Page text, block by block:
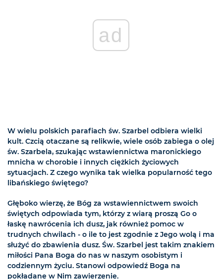
ad
W wielu polskich parafiach św. Szarbel odbiera wielki
kult. Czcią otaczane są relikwie, wiele osób zabiega o olej
św. Szarbela, szukając wstawiennictwa maronickiego
mnicha w chorobie i innych ciężkich życiowych
sytuacjach. Z czego wynika tak wielka popularność tego
libańskiego świętego?
Głęboko wierzę, że Bóg za wstawiennictwem swoich
świętych odpowiada tym, którzy z wiarą proszą Go o
łaskę nawrócenia ich dusz, jak również pomoc w
trudnych chwilach - o ile to jest zgodnie z Jego wolą i ma
służyć do zbawienia dusz. Św. Szarbel jest takim znakiem
miłości Pana Boga do nas w naszym osobistym i
codziennym życiu. Stanowi odpowiedź Boga na
pokładane w Nim zawierzenie.